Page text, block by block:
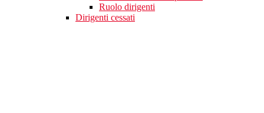
Ruolo dirigenti
Dirigenti cessati